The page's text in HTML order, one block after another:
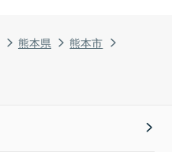
熊本県
熊本市